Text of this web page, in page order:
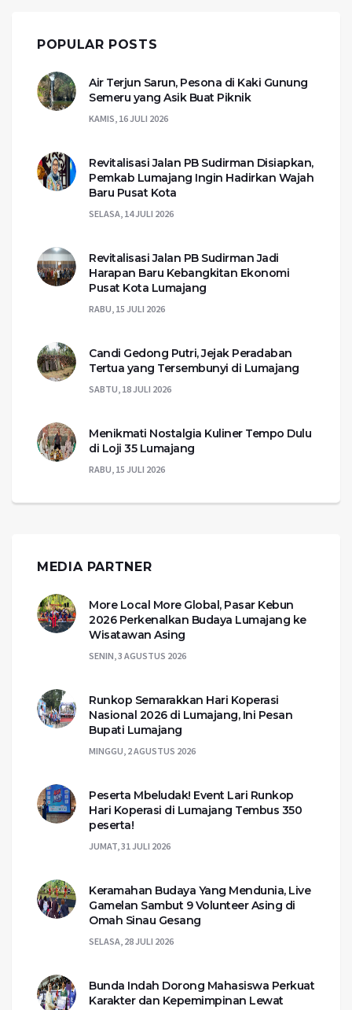
POPULAR POSTS
Air Terjun Sarun, Pesona di Kaki Gunung
Semeru yang Asik Buat Piknik
KAMIS, 16 JULI 2026
Revitalisasi Jalan PB Sudirman Disiapkan,
Pemkab Lumajang Ingin Hadirkan Wajah
Baru Pusat Kota
SELASA, 14 JULI 2026
Revitalisasi Jalan PB Sudirman Jadi
Harapan Baru Kebangkitan Ekonomi
Pusat Kota Lumajang
RABU, 15 JULI 2026
Candi Gedong Putri, Jejak Peradaban
Tertua yang Tersembunyi di Lumajang
SABTU, 18 JULI 2026
Menikmati Nostalgia Kuliner Tempo Dulu
di Loji 35 Lumajang
RABU, 15 JULI 2026
MEDIA PARTNER
More Local More Global, Pasar Kebun
2026 Perkenalkan Budaya Lumajang ke
Wisatawan Asing
SENIN, 3 AGUSTUS 2026
Runkop Semarakkan Hari Koperasi
Nasional 2026 di Lumajang, Ini Pesan
Bupati Lumajang
MINGGU, 2 AGUSTUS 2026
Peserta Mbeludak! Event Lari Runkop
Hari Koperasi di Lumajang Tembus 350
peserta!
JUMAT, 31 JULI 2026
Keramahan Budaya Yang Mendunia, Live
Gamelan Sambut 9 Volunteer Asing di
Omah Sinau Gesang
SELASA, 28 JULI 2026
Bunda Indah Dorong Mahasiswa Perkuat
Karakter dan Kepemimpinan Lewat